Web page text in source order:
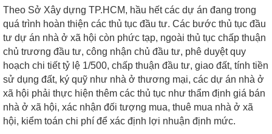
Theo Sở Xây dựng TP.HCM, hầu hết các dự án đang trong
quá trình hoàn thiện các thủ tục đầu tư. Các bước thủ tục đầu
tư dự án nhà ở xã hội còn phức tạp, ngoài thủ tục chấp thuận
chủ trương đầu tư, công nhận chủ đầu tư, phê duyệt quy
hoạch chi tiết tỷ lệ 1/500, chấp thuận đầu tư, giao đất, tính tiền
sử dụng đất, ký quỹ như nhà ở thương mại, các dự án nhà ở
xã hội phải thực hiện thêm các thủ tục như thẩm định giá bán
nhà ở xã hội, xác nhận đối tượng mua, thuê mua nhà ở xã
hội, kiểm toán chi phí để xác định lợi nhuận định mức.